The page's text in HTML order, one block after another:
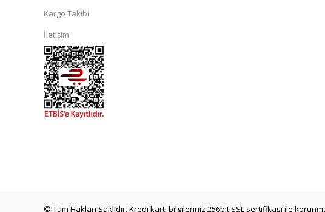
Kargo Takibi
İletişim
© Tüm Hakları Saklıdır. Kredi kartı bilgileriniz 256bit SSL sertifikası ile